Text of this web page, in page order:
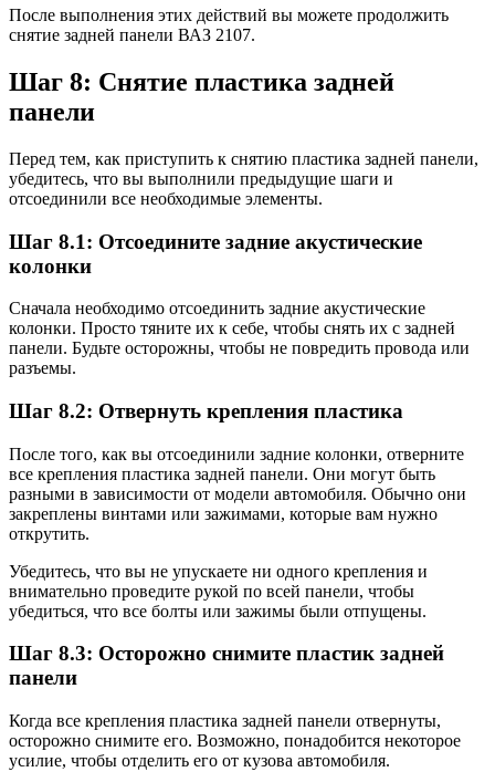
После выполнения этих действий вы можете продолжить
снятие задней панели ВАЗ 2107.
Шаг 8: Снятие пластика задней
панели
Перед тем, как приступить к снятию пластика задней панели,
убедитесь, что вы выполнили предыдущие шаги и
отсоединили все необходимые элементы.
Шаг 8.1: Отсоедините задние акустические
колонки
Сначала необходимо отсоединить задние акустические
колонки. Просто тяните их к себе, чтобы снять их с задней
панели. Будьте осторожны, чтобы не повредить провода или
разъемы.
Шаг 8.2: Отвернуть крепления пластика
После того, как вы отсоединили задние колонки, отверните
все крепления пластика задней панели. Они могут быть
разными в зависимости от модели автомобиля. Обычно они
закреплены винтами или зажимами, которые вам нужно
открутить.
Убедитесь, что вы не упускаете ни одного крепления и
внимательно проведите рукой по всей панели, чтобы
убедиться, что все болты или зажимы были отпущены.
Шаг 8.3: Осторожно снимите пластик задней
панели
Когда все крепления пластика задней панели отвернуты,
осторожно снимите его. Возможно, понадобится некоторое
усилие, чтобы отделить его от кузова автомобиля.